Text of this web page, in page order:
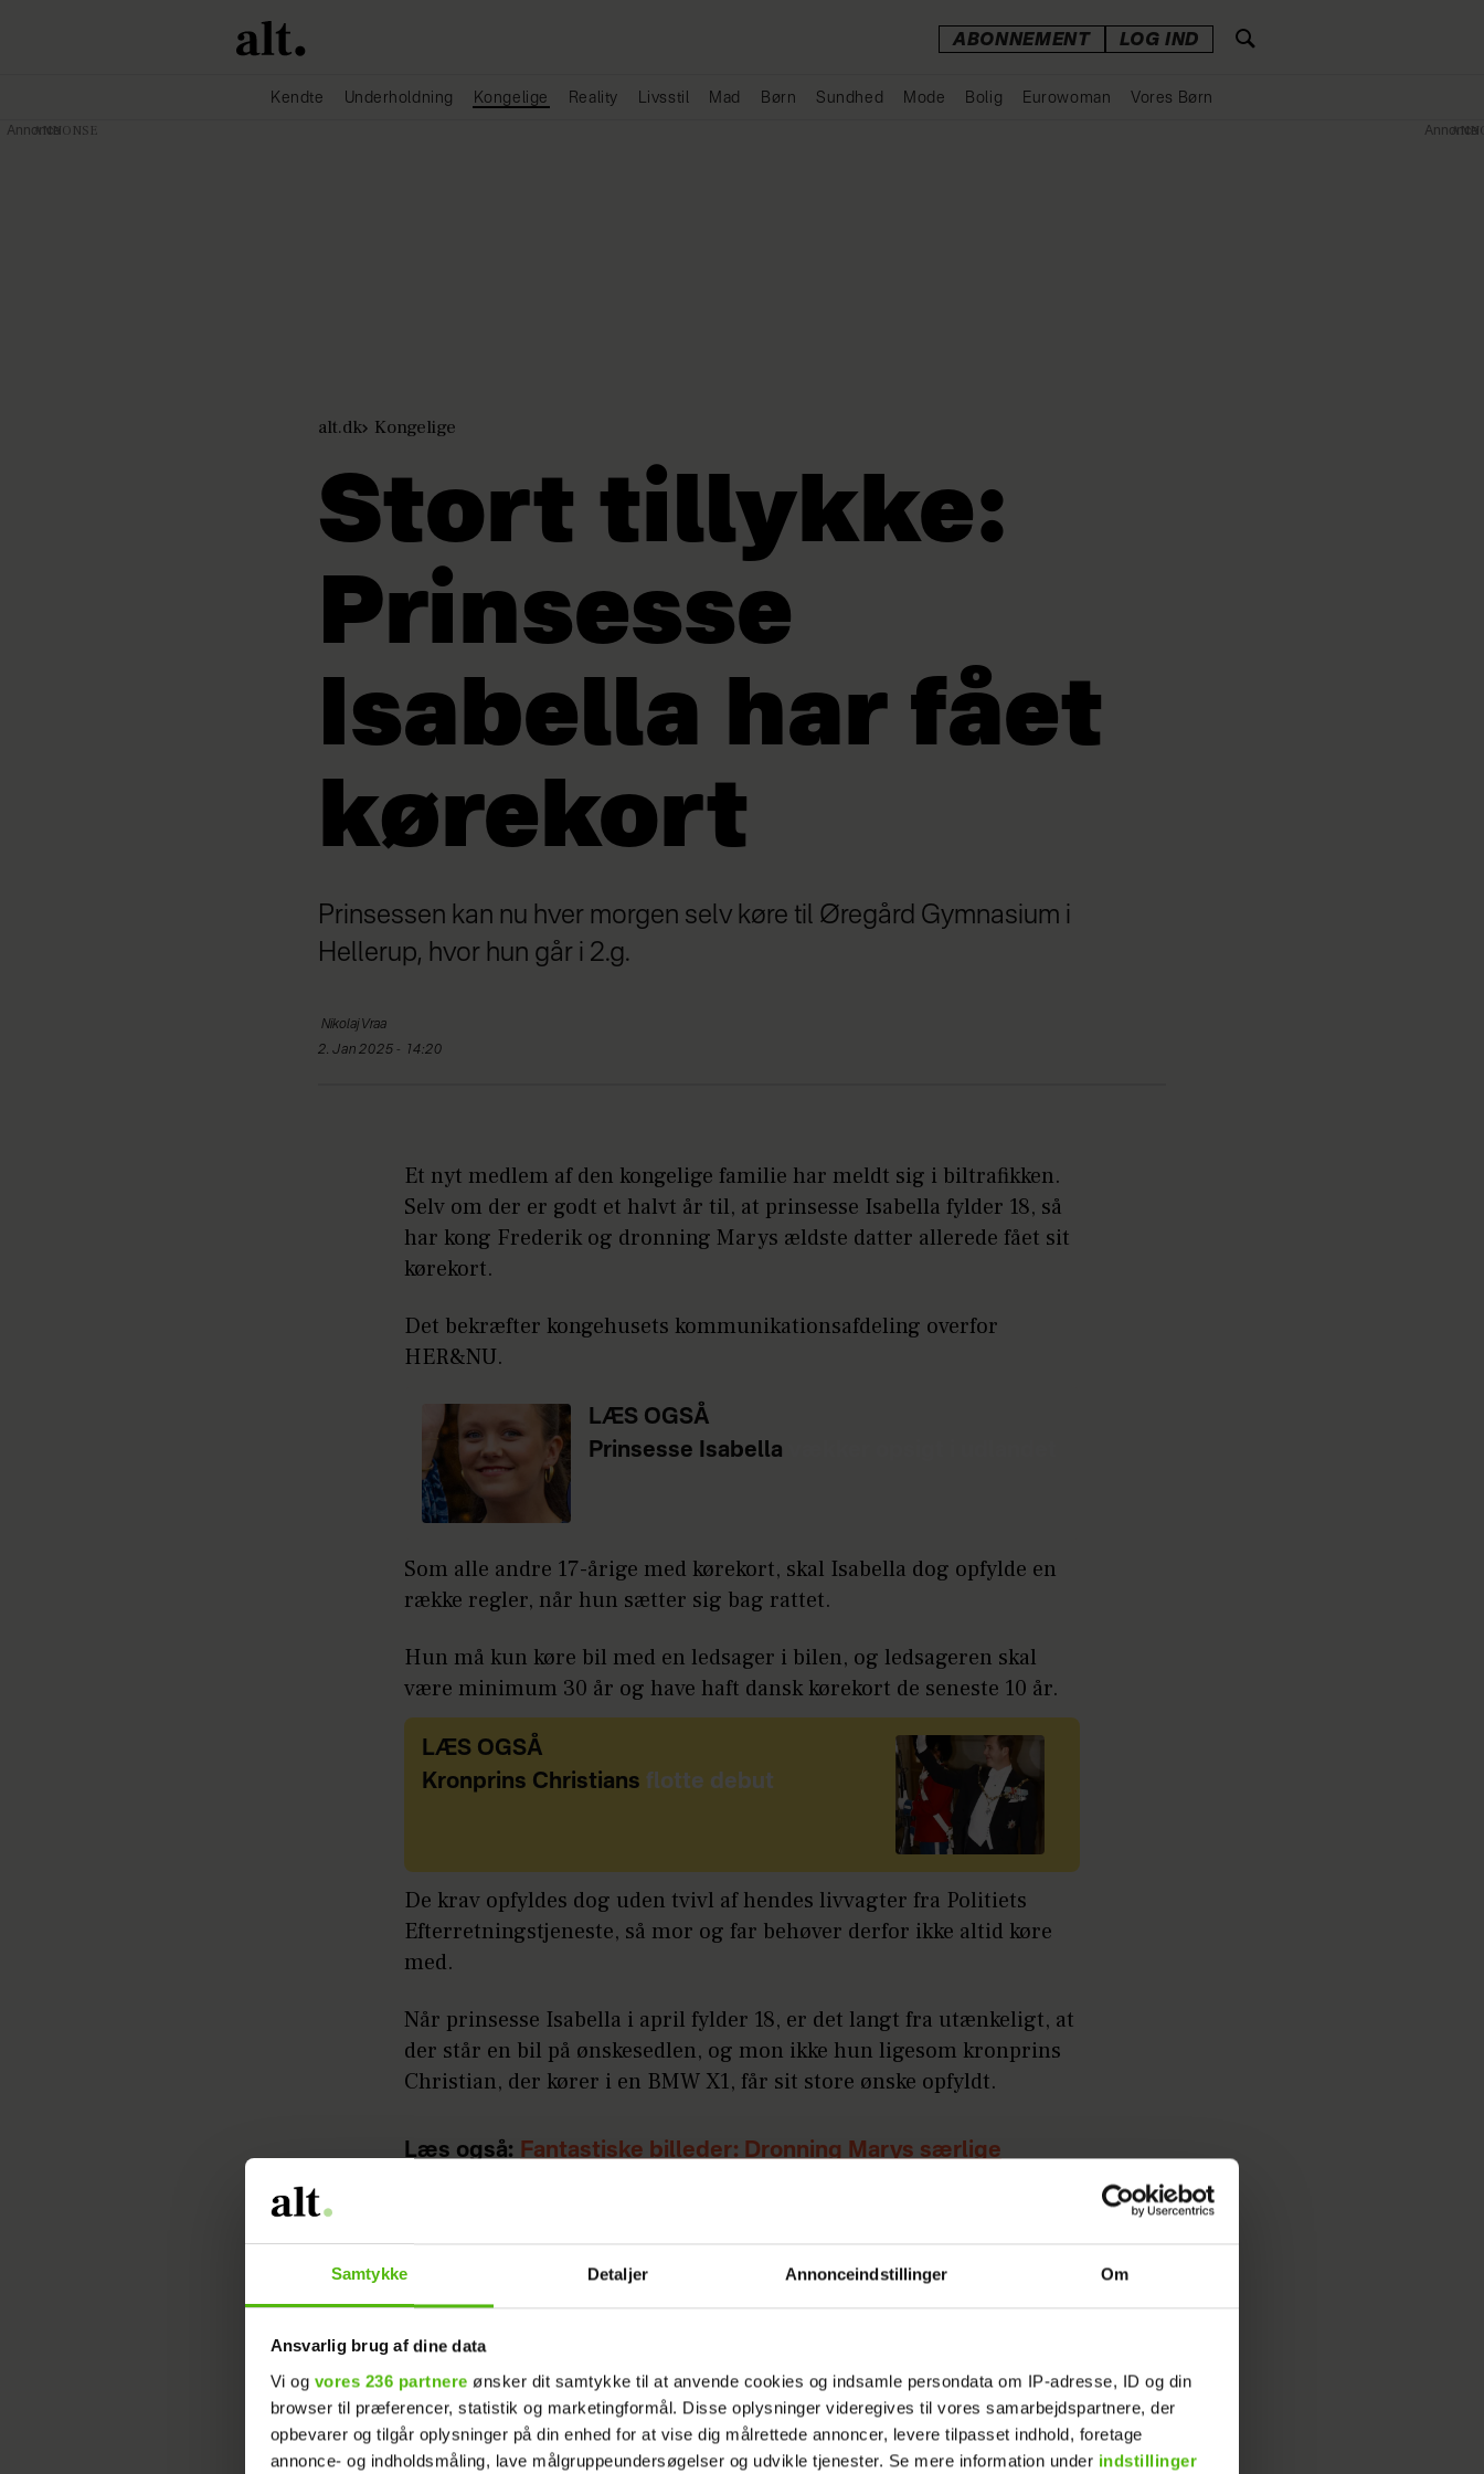
Samtykke Detaljer Annonceindstillinger Om
Ansvarlig brug af dine data
Vi og vores 236 partnere ønsker dit samtykke til at anvende cookies og indsamle persondata om IP-adresse, ID og din
browser til præferencer, statistik og marketingformål. Disse oplysninger videregives til vores samarbejdspartnere, der
opbevarer og tilgår oplysninger på din enhed for at vise dig målrettede annoncer, levere tilpasset indhold, foretage
annonce- og indholdsmåling, lave målgruppeundersøgelser og udvikle tjenester. Se mere information under indstillinger
ABONNEMENT LOG IND
Kendte Underholdning Kongelige Reality Livsstil Mad Børn Sundhed Mode Bolig Eurowoman Vores Børn
alt.dk Kongelige
Stort tillykke:
Prinsesse
Isabella har fået
kørekort
Prinsessen kan nu hver morgen selv køre til Øregård Gymnasium i
Hellerup, hvor hun går i 2.g.
Nikolaj Vraa
2. Jan 2025 - 14:20
Et nyt medlem af den kongelige familie har meldt sig i biltrafikken.
Selv om der er godt et halvt år til, at prinsesse Isabella fylder 18, så
har kong Frederik og dronning Marys ældste datter allerede fået sit
kørekort.
Det bekræfter kongehusets kommunikationsafdeling overfor
HER&NU.
LÆS OGSÅ
Prinsesse Isabella
Som alle andre 17-årige med kørekort, skal Isabella dog opfylde en
række regler, når hun sætter sig bag rattet.
Hun må kun køre bil med en ledsager i bilen, og ledsageren skal
være minimum 30 år og have haft dansk kørekort de seneste 10 år.
LÆS OGSÅ
Kronprins Christians flotte debut
De krav opfyldes dog uden tvivl af hendes livvagter fra Politiets
Efterretningstjeneste, så mor og far behøver derfor ikke altid køre
med.
Når prinsesse Isabella i april fylder 18, er det langt fra utænkeligt, at
der står en bil på ønskesedlen, og mon ikke hun ligesom kronprins
Christian, der kører i en BMW X1, får sit store ønske opfyldt.
Læs også: Fantastiske billeder: Dronning Marys særlige
Annonce Annonce